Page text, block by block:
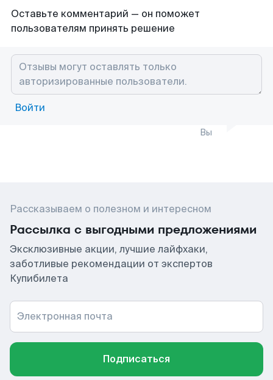
Оставьте комментарий — он поможет
пользователям принять решение
Войти
Вы
Рассказываем о полезном и интересном
Рассылка с выгодными предложениями
Эксклюзивные акции, лучшие лайфхаки,
заботливые рекомендации от экспертов
Купибилета
Электронная почта
Подписаться